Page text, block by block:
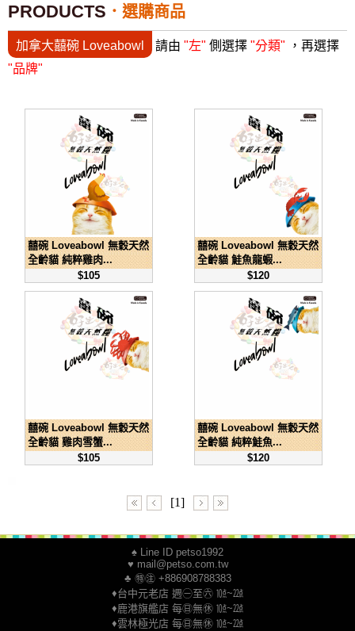
PRODUCTS 選購商品
加拿大囍碗 Loveabowl 請由 "左" 側選擇 "分類" ，再選擇
"品牌"
囍碗 Loveabowl 無穀天然
全齡貓 純粹雞肉...
$105
囍碗 Loveabowl 無穀天然
全齡貓 鮭魚龍蝦...
$120
囍碗 Loveabowl 無穀天然
全齡貓 雞肉雪蟹...
$105
囍碗 Loveabowl 無穀天然
全齡貓 純粹鮭魚...
$120
[1]
♠ Line ID petso1992
♥ mail@petso.com.tw
♣ ㊕㊟ +886908788383
♦台中元老店 週㊀至㊅ ㍢~㍮
♦鹿港旗艦店 每㊐無㊡ ㍢~㍮
♦雲林極光店 每㊐無㊡ ㍢~㍮